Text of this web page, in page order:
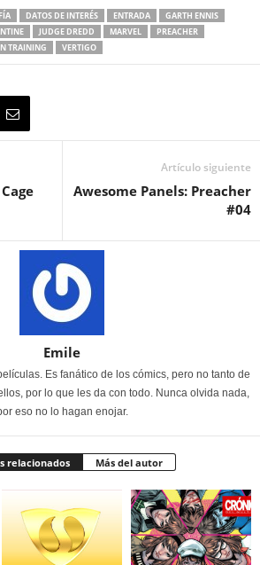
DATOS DE INTERÉS ENTRADA
GARTH ENNIS
JUDGE DREDD MARVEL
PREACHER
TRAINING VERTIGO
Artículo siguiente
Awesome Panels: Preacher
#04
Emile
Es fanático de los cómics, pero no tanto de
por lo que les da con todo. Nunca olvida nada,
eso no lo hagan enojar.
relacionados Más del autor